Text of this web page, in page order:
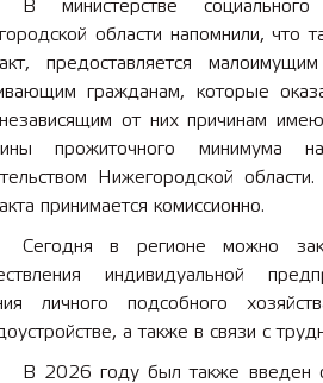
В министерстве
области напомнили, что
предоставляется
гражданам, которые
от них причинам
прожиточного минимума
Нижегородской
принимается комиссионно.
Сегодня в регионе можно
индивидуальной
личного подсобного
а также в связи с
В 2026 году был также введен